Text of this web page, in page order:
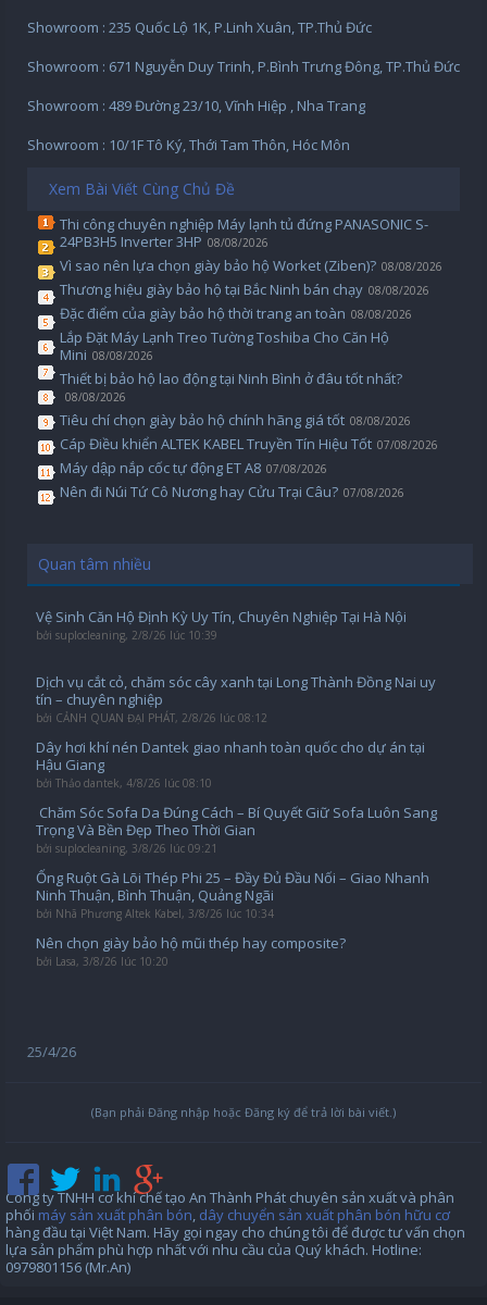
Showroom : 235 Quốc Lộ 1K, P.Linh Xuân, TP.Thủ Đức
Showroom : 671 Nguyễn Duy Trinh, P.Bình Trưng Đông, TP.Thủ Đức
Showroom : 489 Đường 23/10, Vĩnh Hiệp , Nha Trang
Showroom : 10/1F Tô Ký, Thới Tam Thôn, Hóc Môn
Xem Bài Viết Cùng Chủ Đề
Thi công chuyên nghiệp Máy lạnh tủ đứng PANASONIC S-
24PB3H5 Inverter 3HP 08/08/2026
Vì sao nên lựa chọn giày bảo hộ Worket (Ziben)? 08/08/2026
Thương hiệu giày bảo hộ tại Bắc Ninh bán chạy 08/08/2026
Đặc điểm của giày bảo hộ thời trang an toàn 08/08/2026
Lắp Đặt Máy Lạnh Treo Tường Toshiba Cho Căn Hộ
Mini 08/08/2026
Thiết bị bảo hộ lao động tại Ninh Bình ở đâu tốt nhất?
08/08/2026
Tiêu chí chọn giày bảo hộ chính hãng giá tốt 08/08/2026
Cáp Điều khiển ALTEK KABEL Truyền Tín Hiệu Tốt 07/08/2026
Máy dập nắp cốc tự động ET A8 07/08/2026
Nên đi Núi Tứ Cô Nương hay Cửu Trại Câu? 07/08/2026
Quan tâm nhiều
Vệ Sinh Căn Hộ Định Kỳ Uy Tín, Chuyên Nghiệp Tại Hà Nội
bởi suplocleaning, 2/8/26 lúc 10:39
Dịch vụ cắt cỏ, chăm sóc cây xanh tại Long Thành Đồng Nai uy
tín – chuyên nghiệp
bởi CẢNH QUAN ĐẠI PHÁT, 2/8/26 lúc 08:12
Dây hơi khí nén Dantek giao nhanh toàn quốc cho dự án tại
Hậu Giang
bởi Thảo dantek, 4/8/26 lúc 08:10
️ Chăm Sóc Sofa Da Đúng Cách – Bí Quyết Giữ Sofa Luôn Sang
Trọng Và Bền Đẹp Theo Thời Gian
bởi suplocleaning, 3/8/26 lúc 09:21
Ống Ruột Gà Lõi Thép Phi 25 – Đầy Đủ Đầu Nối – Giao Nhanh
Ninh Thuận, Bình Thuận, Quảng Ngãi
bởi Nhã Phương Altek Kabel, 3/8/26 lúc 10:34
Nên chọn giày bảo hộ mũi thép hay composite?
bởi Lasa, 3/8/26 lúc 10:20
25/4/26
(Bạn phải Đăng nhập hoặc Đăng ký để trả lời bài viết.)
Công ty TNHH cơ khí chế tạo An Thành Phát chuyên sản xuất và phân
phối máy sản xuất phân bón, dây chuyển sản xuất phân bón hữu cơ
hàng đầu tại Việt Nam. Hãy gọi ngay cho chúng tôi để được tư vấn chọn
lựa sản phẩm phù hợp nhất với nhu cầu của Quý khách. Hotline:
0979801156 (Mr.An)